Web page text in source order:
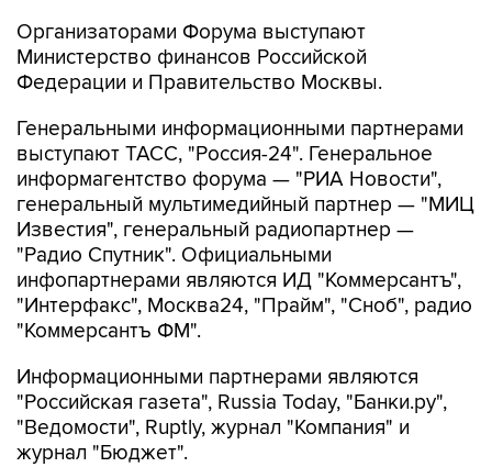
Организаторами Форума выступают
Министерство финансов Российской
Федерации и Правительство Москвы.
Генеральными информационными партнерами
выступают ТАСС, "Россия-24". Генеральное
информагентство форума — "РИА Новости",
генеральный мультимедийный партнер — "МИЦ
Известия", генеральный радиопартнер —
"Радио Спутник". Официальными
инфопартнерами являются ИД "Коммерсантъ",
"Интерфакс", Москва24, "Прайм", "Сноб", радио
"Коммерсантъ ФМ".
Информационными партнерами являются
"Российская газета", Russia Today, "Банки.ру",
"Ведомости", Ruptly, журнал "Компания" и
журнал "Бюджет".